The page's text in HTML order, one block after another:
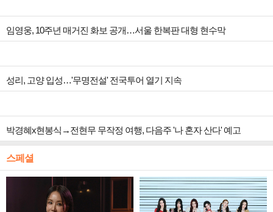
임영웅, 10주년 매거진 화보 공개…서울 한복판 대형 현수막
성리, 고양 입성…'무명전설' 전국투어 열기 지속
박경혜x현봉식→전현무 무작정 여행, 다음주 '나 혼자 산다' 예고
스페셜